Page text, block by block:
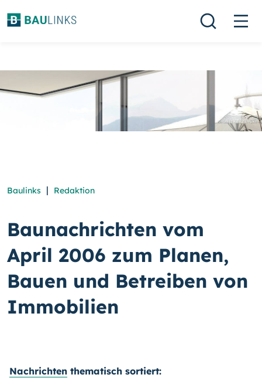
Baulinks | Redaktion
Baunachrichten vom
April 2006 zum Planen,
Bauen und Betreiben von
Immobilien
Nachrichten thematisch sortiert: